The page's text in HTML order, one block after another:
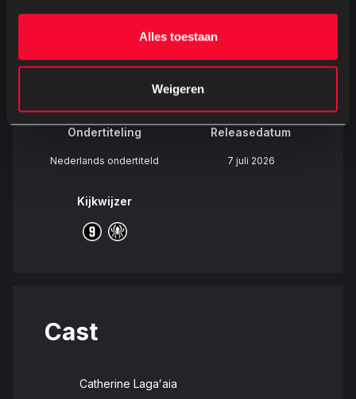
Alles toestaan
Weigeren
Thomas Kail
Tijdsduur Taalversie
Ondertiteling
Nederlands ondertiteld
Releasedatum
7 juli 2026
Kijkwijzer
Cast
Catherine Lagaʻaia